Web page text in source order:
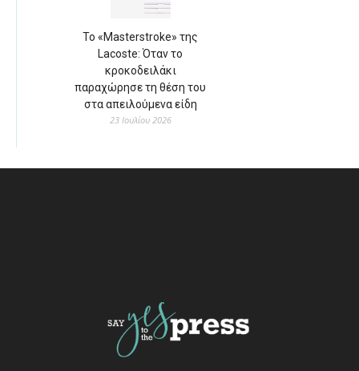
Το «Masterstroke» της
Lacoste: Όταν το
κροκοδειλάκι
παραχώρησε τη θέση του
στα απειλούμενα είδη
23 Ιουλίου 2026